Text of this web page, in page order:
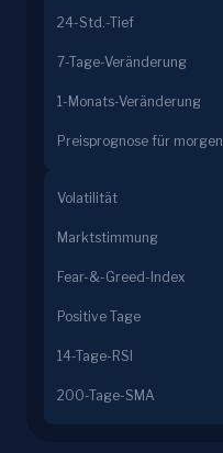
24-Std.-Tief
7-Tage-Veränderung
1-Monats-Veränderung
Preisprognose für morgen
Volatilität
Marktstimmung
Fear-&-Greed-Index
Positive Tage
14-Tage-RSI
200-Tage-SMA